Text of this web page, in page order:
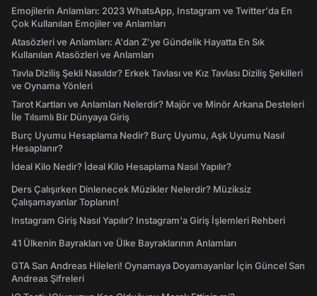
Emojilerin Anlamları: 2023 WhatsApp, Instagram ve Twitter'da En
Çok Kullanılan Emojiler ve Anlamları
Atasözleri ve Anlamları: A'dan Z'ye Gündelik Hayatta En Sık
Kullanılan Atasözleri ve Anlamları
Tavla Diziliş Şekli Nasıldır? Erkek Tavlası ve Kız Tavlası Diziliş Şekilleri
ve Oynama Yönleri
Tarot Kartları ve Anlamları Nelerdir? Majör ve Minör Arkana Desteleri
İle Tılsımlı Bir Dünyaya Giriş
Burç Uyumu Hesaplama Nedir? Burç Uyumu, Aşk Uyumu Nasıl
Hesaplanır?
İdeal Kilo Nedir? İdeal Kilo Hesaplama Nasıl Yapılır?
Ders Çalışırken Dinlenecek Müzikler Nelerdir? Müziksiz
Çalışamayanlar Toplanın!
Instagram Giriş Nasıl Yapılır? Instagram'a Giriş İşlemleri Rehberi
41 Ülkenin Bayrakları ve Ülke Bayraklarının Anlamları
GTA San Andreas Hileleri! Oynamaya Doyamayanlar İçin Güncel San
Andreas Şifreleri